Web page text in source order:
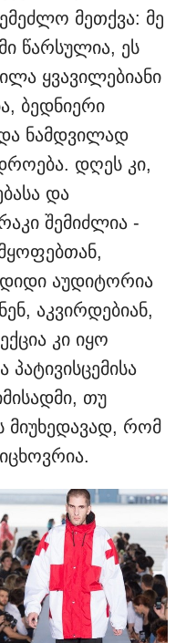
მეთქვა: მე
წარსულია, ეს
ყვავილებიანი
ბედნიერი
ნამდვილად
დღეს კი,
და
შემიძლია -
აუდიტორია
აკვირდებიან,
კი იყო
პატივისცემისა
თუ
მიუხედავად, რომ